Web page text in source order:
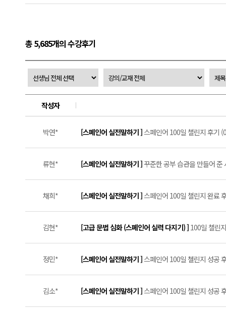
총 5,685개의 수강후기
작성자
박연* [스페인어 실전말하기 ]스페인어 100일 챌린지 후기
류현* [스페인어 실전말하기 ]꾸준한 공부 습관을 만들어
채희* [스페인어 실전말하기 ]스페인어 100일 챌린지 완료
김현* [고급 문법 심화 (스페인어 실력 다지기) ] 100일 챌린
정민* [스페인어 실전말하기 ]스페인어 100일 첼린지 성공
김소* [스페인어 실전말하기 ]스페인어 100일 챌린지 성공